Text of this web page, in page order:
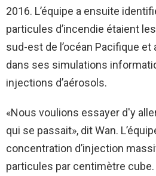
2016. L’équipe a ensuite
particules d’incendie étaient
sud-est de l’océan Pacifique
dans ses simulations
injections d’aérosols.
«Nous voulions essayer d'y
qui se passait», dit Wan.
concentration d’injection
particules par centimètre